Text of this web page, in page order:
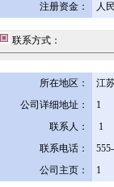
注册资金：
人
联系方式：
所在地区：
江
公司详细地址：
1
联系人：
1
联系电话：
公司主页：
1